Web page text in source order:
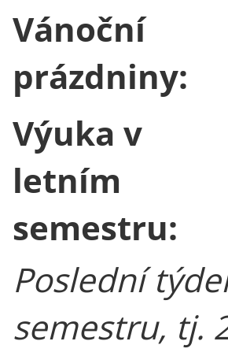
Vánoční
prázdniny:
Výuka v
letním
semestru:
Poslední
semestru, tj.